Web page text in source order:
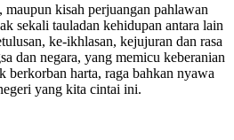
kisah perjuangan pahlawan
sekali tauladan kehidupan antara lain
ke-ikhlasan, kejujuran dan rasa
dan negara, yang memicu keberanian
berkorban harta, raga bahkan nyawa
yang kita cintai ini.